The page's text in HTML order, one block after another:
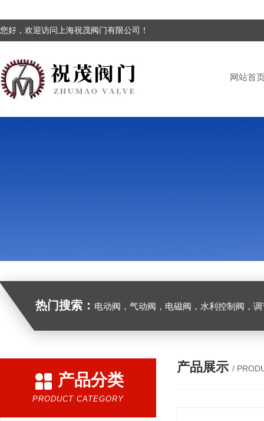
您好，欢迎访问上海祝茂阀门有限公司！
网站首
热门搜索： 电动阀，气动阀，电磁阀，水利控制阀，调节
产品分类
PRODUCT CATEGORY
产品展示 /